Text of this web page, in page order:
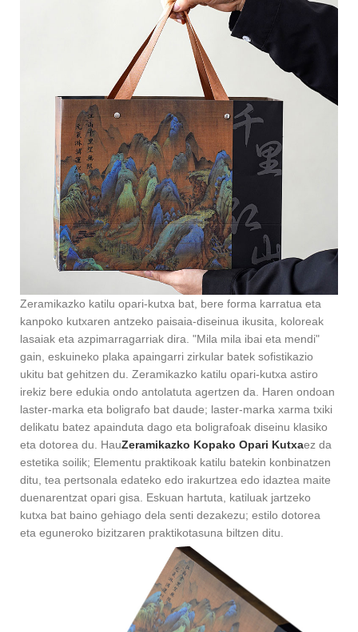
Zeramikazko katilu opari-kutxa bat, bere forma karratua eta
kanpoko kutxaren antzeko paisaia-diseinua ikusita, koloreak
lasaiak eta azpimarragarriak dira. "Mila mila ibai eta mendi"
gain, eskuineko plaka apaingarri zirkular batek sofistikazio
ukitu bat gehitzen du. Zeramikazko katilu opari-kutxa astiro
irekiz bere edukia ondo antolatuta agertzen da. Haren ondoan
laster-marka eta boligrafo bat daude; laster-marka xarma txiki
delikatu batez apainduta dago eta boligrafoak diseinu klasiko
eta dotorea du. HauZeramikazko Kopako Opari Kutxaez da
estetika soilik; Elementu praktikoak katilu batekin konbinatzen
ditu, tea pertsonala edateko edo irakurtzea edo idaztea maite
duenarentzat opari gisa. Eskuan hartuta, katiluak jartzeko
kutxa bat baino gehiago dela senti dezakezu; estilo dotorea
eta eguneroko bizitzaren praktikotasuna biltzen ditu.